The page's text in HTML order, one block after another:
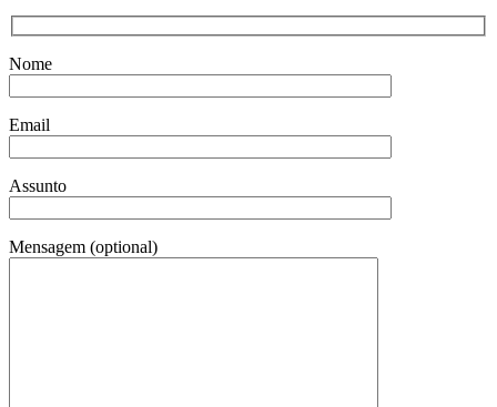
Nome
Email
Assunto
Mensagem (optional)